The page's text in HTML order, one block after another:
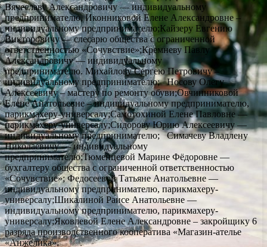
Вячеславу Александровичу — индивидуальному
предпринимателю, Иконниковой Елене Александровне –
индивидуальному предпринимателю;Кайзеру Евгению
Викторовичу — слесарю общества с ограниченной
ответственностью «Сочувствие»;Кремневу Павлу
Александровичу — индивидуальному
предпринимателю. Михайлову Сергею Петровичу –
индивидуальному предпринимателю; Носову Олегу
Алексеевичу – мастеру по ремонту обуви;Овчинниковой
Елене Анатольевне – индивидуальному предпринимателю,
парикмахеру-универсалу;Самотохиной Елене Павловне —
парикмахеру-универсалу;Сидорову Юрию Алексеевичу —
индивидуальному предпринимателю; Симачеву Владлену
Николаевичу — индивидуальному
предпринимателю;Тюменцевой Марине Фёдоровне —
бухгалтеру общества с ограниченной ответственностью
«Сочувствие»; Федосеевой Татьяне Анатольевне —
индивидуальному предпринимателю, парикмахеру-
универсалу;Шикалиной Раисе Анатольевне —
индивидуальному предпринимателю, парикмахеру-
универсалу;Яковлевой Елене Александровне – закройщику 6
разряда производственного кооператива «Магазин-ателье
«Анжелика».